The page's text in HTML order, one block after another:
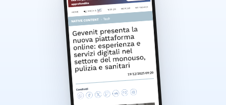
frequenza d’uso,
dispositivo e gestione
delle scorte. Marchi
Brentae
aiutano a
coprire aree diverse, dal
fissaggio medicazioni alla